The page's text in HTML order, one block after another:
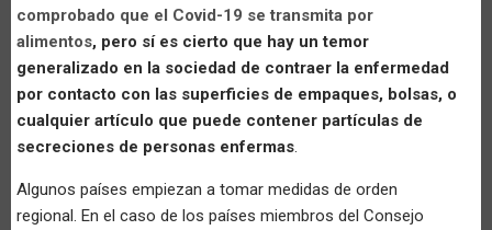
comprobado que el Covid-19 se transmita por
alimentos, pero sí es cierto que hay un temor
generalizado en la sociedad de contraer la enfermedad
por contacto con las superficies de empaques, bolsas, o
cualquier artículo que puede contener partículas de
secreciones de personas enfermas.
Algunos países empiezan a tomar medidas de orden
regional. En el caso de los países miembros del Consejo